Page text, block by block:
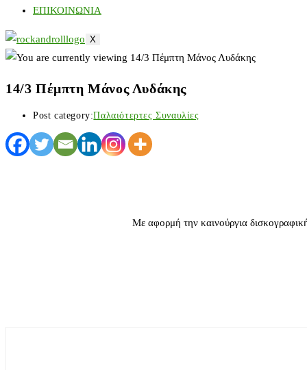
ΕΠΙΚΟΙΝΩΝΙΑ
X
14/3 Πέμπτη Μάνος Λυδάκης
Post category:Παλαιότερτες Συναυλίες
Με αφορμή την καινούργια